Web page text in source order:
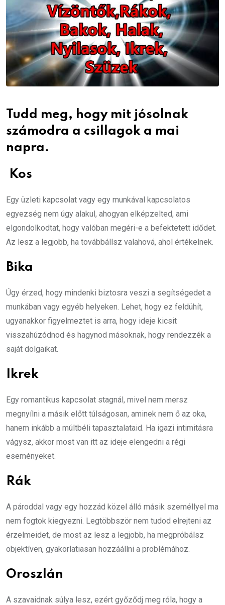
Tudd meg, hogy mit jósolnak
számodra a csillagok a mai
napra.
Kos
Egy üzleti kapcsolat vagy egy munkával kapcsolatos
egyezség nem úgy alakul, ahogyan elképzelted, ami
elgondolkodtat, hogy valóban megéri-e a befektetett idődet.
Az lesz a legjobb, ha továbbállsz valahová, ahol értékelnek.
Bika
Úgy érzed, hogy mindenki biztosra veszi a segítségedet a
munkában vagy egyéb helyeken. Lehet, hogy ez feldühít,
ugyanakkor figyelmeztet is arra, hogy ideje kicsit
visszahúzódnod és hagynod másoknak, hogy rendezzék a
saját dolgaikat.
Ikrek
Egy romantikus kapcsolat stagnál, mivel nem mersz
megnyílni a másik előtt túlságosan, aminek nem ő az oka,
hanem inkább a múltbéli tapasztalataid. Ha igazi intimitásra
vágysz, akkor most van itt az ideje elengedni a régi
eseményeket.
Rák
A pároddal vagy egy hozzád közel álló másik személlyel ma
nem fogtok kiegyezni. Legtöbbször nem tudod elrejteni az
érzelmeidet, de most az lesz a legjobb, ha megpróbálsz
objektíven, gyakorlatiasan hozzáállni a problémához.
Oroszlán
A szavaidnak súlya lesz, ezért győződj meg róla, hogy a